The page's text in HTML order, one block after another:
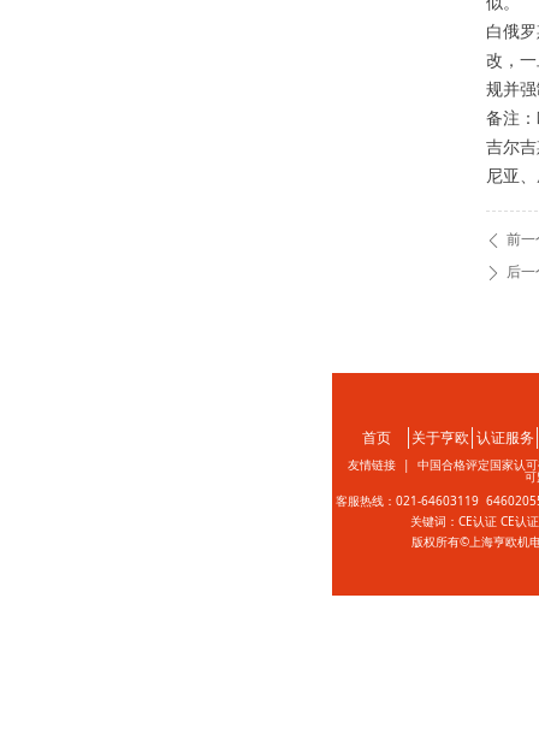
白俄
改，
规并
备注
吉尔
尼亚
ꄴ 前一
ꄲ 后一
首页 关于亨欧 认证服务
友情链接 | 中国合格评定国家认
客服热线：021-64603119
关键词：CE认证 CE认
版权所有©上海亨欧机